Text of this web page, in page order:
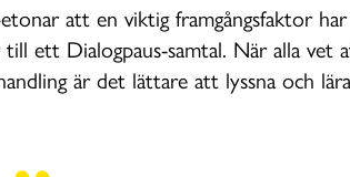
att en viktig framgångsfaktor
ett Dialogpaus-samtal. När alla
är det lättare att lyssna och